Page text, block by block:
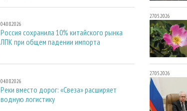
04.08.2026
Россия сохранила 10% китайского рынка
ЛПК при общем падении импорта
04.08.2026
Реки вместо дорог: «Свеза» расширяет
водную логистику
27.05.2026
27.05.2026